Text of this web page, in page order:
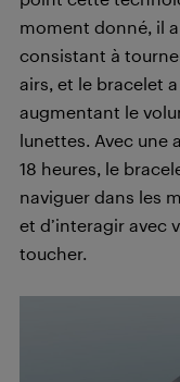
moment donné, il
consistant à
airs, et le bracelet
augmentant le
lunettes. Avec une
18 heures, le
naviguer dans les
et d’interagir avec
toucher.